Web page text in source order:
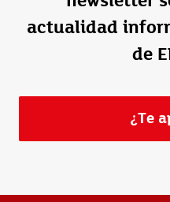
actualidad
de
¿Te